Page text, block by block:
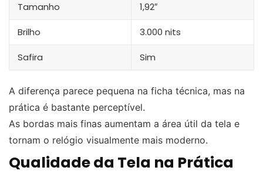
Tamanho 1,92″
Brilho 3.000 nits
Safira Sim
A diferença parece pequena na ficha técnica, mas na
prática é bastante perceptível.
As bordas mais finas aumentam a área útil da tela e
tornam o relógio visualmente mais moderno.
Qualidade da Tela na Prática